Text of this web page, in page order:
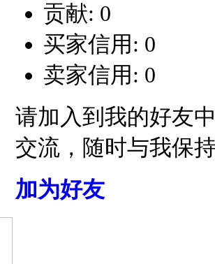
贡献: 0
买家信用: 0
卖家信用: 0
请加入到我的好友
交流，随时与我保
加为好友